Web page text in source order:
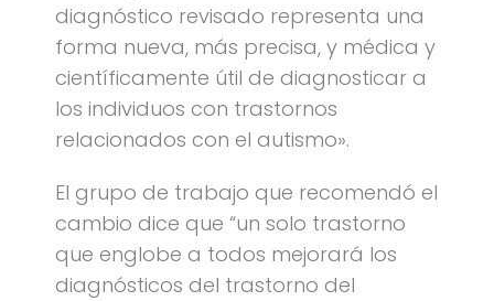
diagnóstico revisado representa una
forma nueva, más precisa, y médica y
científicamente útil de diagnosticar a
los individuos con trastornos
relacionados con el autismo».
El grupo de trabajo que recomendó el
cambio dice que “un solo trastorno
que englobe a todos mejorará los
diagnósticos del trastorno del